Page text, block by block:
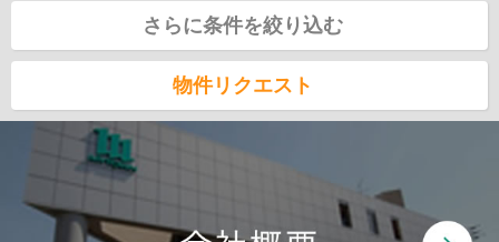
さらに条件を絞り込む
物件リクエスト